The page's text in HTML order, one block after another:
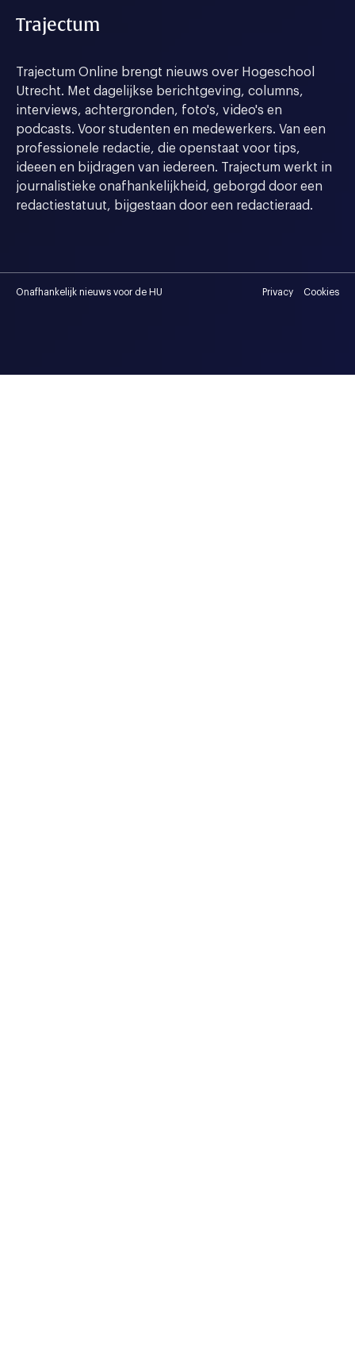
Trajectum
Trajectum Online brengt nieuws over Hogeschool
Utrecht. Met dagelijkse berichtgeving, columns,
interviews, achtergronden, foto's, video's en
podcasts. Voor studenten en medewerkers. Van een
professionele redactie, die openstaat voor tips,
ideeen en bijdragen van iedereen. Trajectum werkt in
journalistieke onafhankelijkheid, geborgd door een
redactiestatuut, bijgestaan door een redactieraad.
Onafhankelijk nieuws voor de HU Privacy Cookies